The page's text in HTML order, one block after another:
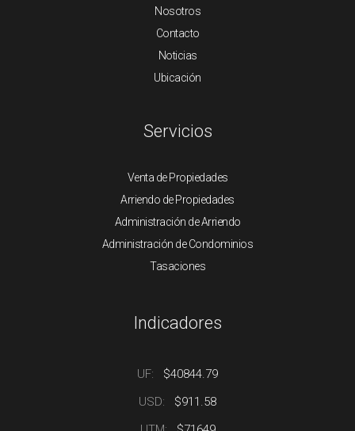
Nosotros
Contacto
Noticias
Ubicación
Servicios
Venta de Propiedades
Arriendo de Propiedades
Administración de Arriendo
Administración de Condominios
Tasaciones
Indicadores
UF: $40844.79
USD: $911.58